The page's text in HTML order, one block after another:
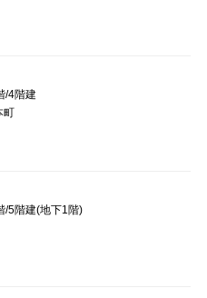
/4階建
町
/5階建(地下1階)